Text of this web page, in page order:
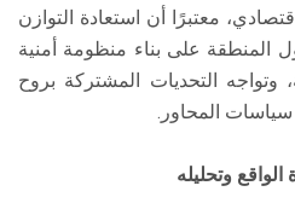
معتبرًا أن استعادة التوازن
المنطقة على بناء منظومة أمنية
وتواجه التحديات المشتركة بروح
سياسات المحاور.
وتحليله